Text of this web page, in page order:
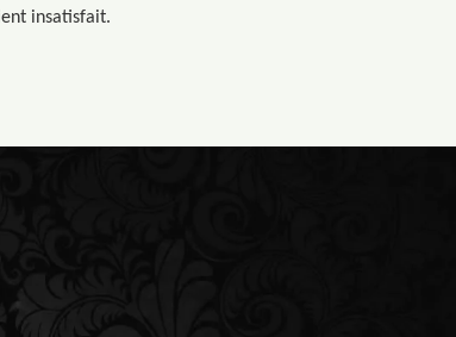
insatisfait.